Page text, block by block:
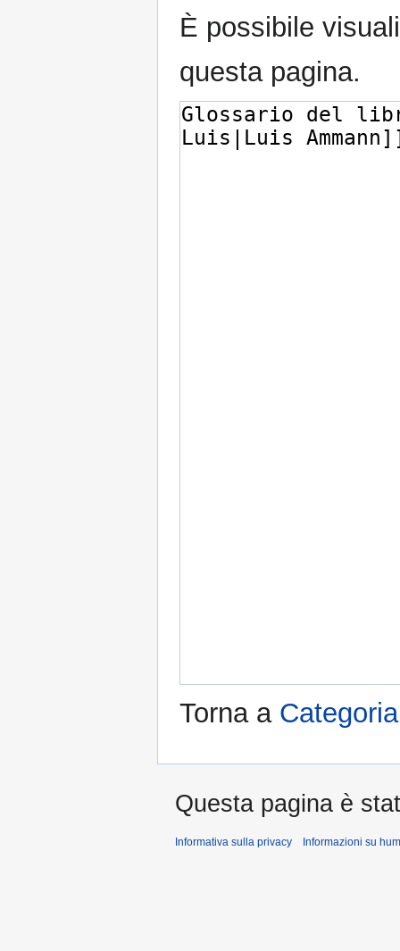
È possibile
questa pagina.
Torna a
Questa pagina è
Informativa sulla privacy Informazioni su